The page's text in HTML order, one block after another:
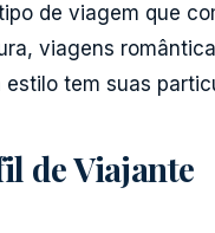
de viagem que
viagens
tem suas
de Viajante